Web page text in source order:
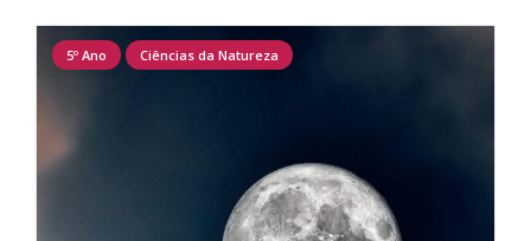
5º Ano Ciências da Natureza